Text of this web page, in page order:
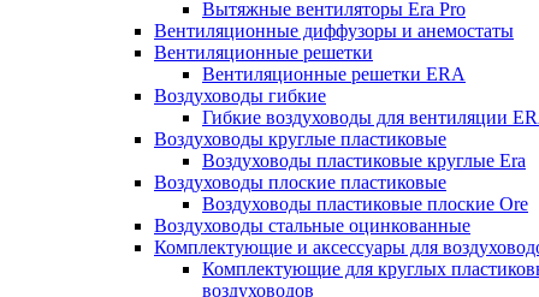
Вытяжные вентиляторы Era Pro
Вентиляционные диффузоры и анемостаты
Вентиляционные решетки
Вентиляционные решетки ERA
Воздуховоды гибкие
Гибкие воздуховоды для вентиляции
Воздуховоды круглые пластиковые
Воздуховоды пластиковые круглые Era
Воздуховоды плоские пластиковые
Воздуховоды пластиковые плоские Ore
Воздуховоды стальные оцинкованные
Комплектующие и аксессуары для
Комплектующие для круглых
воздуховодов